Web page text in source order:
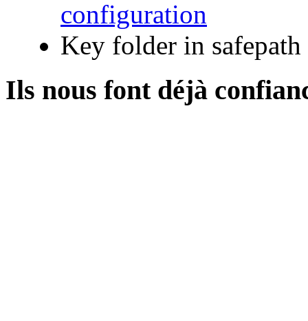
configuration
Key folder in safepath
Ils nous font déjà